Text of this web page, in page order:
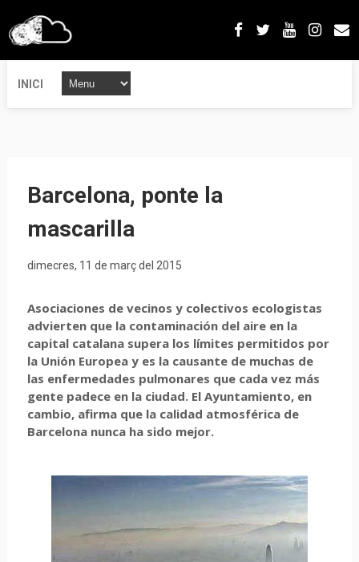
INICI
Barcelona, ponte la
mascarilla
dimecres, 11 de març del 2015
Asociaciones de vecinos y colectivos ecologistas
advierten quela contaminacióndel aireen la
capital catalana superalos límites permitidos por
la Unión Europeay es la causantede muchas de
las enfermedades pulmonares que cada vez más
gente padeceen la ciudad. El Ayuntamiento, en
cambio, afirma quela calidad atmosféricade
Barcelona nuncaha sido mejor.